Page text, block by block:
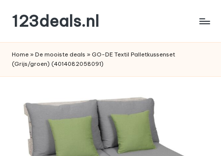
de
inhoud
123deals.nl
deals
Home » De mooiste deals » GO-DE Textil Palletkussenset
(Grijs/groen) (4014082058091)